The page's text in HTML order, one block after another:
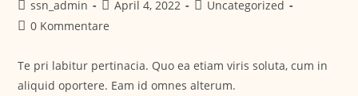
ssn_admin April 4, 2022
Uncategorized
0 Kommentare
Te pri labitur pertinacia. Quo ea etiam viris soluta, cum in
aliquid oportere. Eam id omnes alterum.